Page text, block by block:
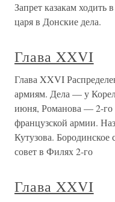
Запрет казакам ходить
царя в Донские дела.
Глава XXVI
Глава XXVI
армиям. Дела — у
июня, Романова — 2-го
французской армии.
Кутузова.
совет в Филях 2-го
Глава XXVI